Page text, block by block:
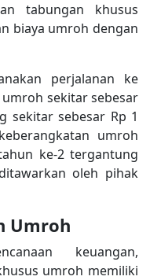
tabungan khusus
biaya umroh dengan
perjalanan ke
sekitar sebesar
sekitar sebesar Rp 1
umroh
ke-2 tergantung
oleh pihak
Umroh
keuangan,
umroh memiliki